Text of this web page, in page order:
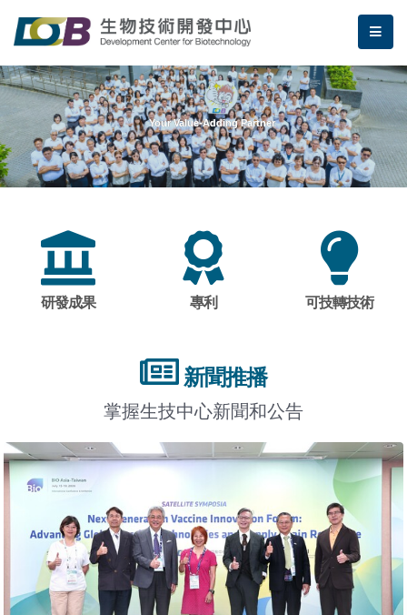
生物技術開發中心
:::
Your Value-Adding Partner
研發成果 專利 可技轉技術
新聞推播
掌握生技中心新聞和公告